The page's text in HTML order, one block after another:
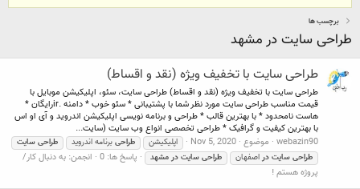
برچسب ها
طراحی سایت در مشهد
طراحی سایت با تخفیف ویژه (نقد و اقساط)
طراحی سایت با تخفیف ویژه (نقد و اقساط) طراحی سایت، سئو، اپلیکیشن موبایل با
قیمت مناسب طراحی سایت مورد نظر شما با پشتیبانی * سئو خوب * دامنه .irرایگان *
هاست نامحدود * با بهترین قالب * طراحی و برنامه نویسی اپلیکیشن اندروید و آی او اس
با بهترین کیفیت و گرافیک * طراحی تخصصی انواع وب سایت (سایت...
webazin90 موضوع Nov 5, 2020 اپلیکیشن طراحی برنامه اندروید طراحی سایت
طراحی سایت در اصفهان طراحی سایت در مشهد پاسخ ها: 0 انجمن: به دنبال کار/
پروژه هستم !